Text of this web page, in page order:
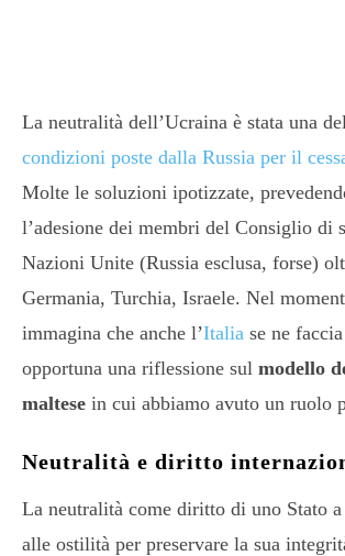
La neutralità dell’Ucraina è stata una
condizioni poste dalla Russia per il
Molte le soluzioni ipotizzate,
l’adesione dei membri del Consiglio di
Nazioni Unite (Russia esclusa, forse)
Germania, Turchia, Israele. Nel
immagina che anche l’Italia se ne
opportuna una riflessione sul modello
maltese in cui abbiamo avuto un ruolo
Neutralità e diritto
La neutralità come diritto di uno Stato
alle ostilità per preservare la sua